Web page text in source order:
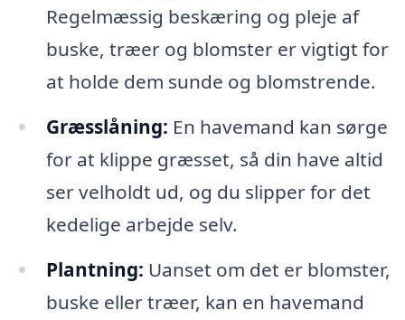
Regelmæssig beskæring og pleje af
buske, træer og blomster er vigtigt for
at holde dem sunde og blomstrende.
Græsslåning: En havemand kan sørge
for at klippe græsset, så din have altid
ser velholdt ud, og du slipper for det
kedelige arbejde selv.
Plantning: Uanset om det er blomster,
buske eller træer, kan en havemand